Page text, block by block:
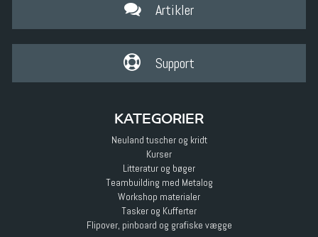
Artikler
Support
KATEGORIER
Neuland tuscher og kridt
Kurser
Litteratur og bøger
Teambuilding med Metalog
Workshop materialer
Tasker og Kufferter
Flipover, pinboard og grafiske vægge